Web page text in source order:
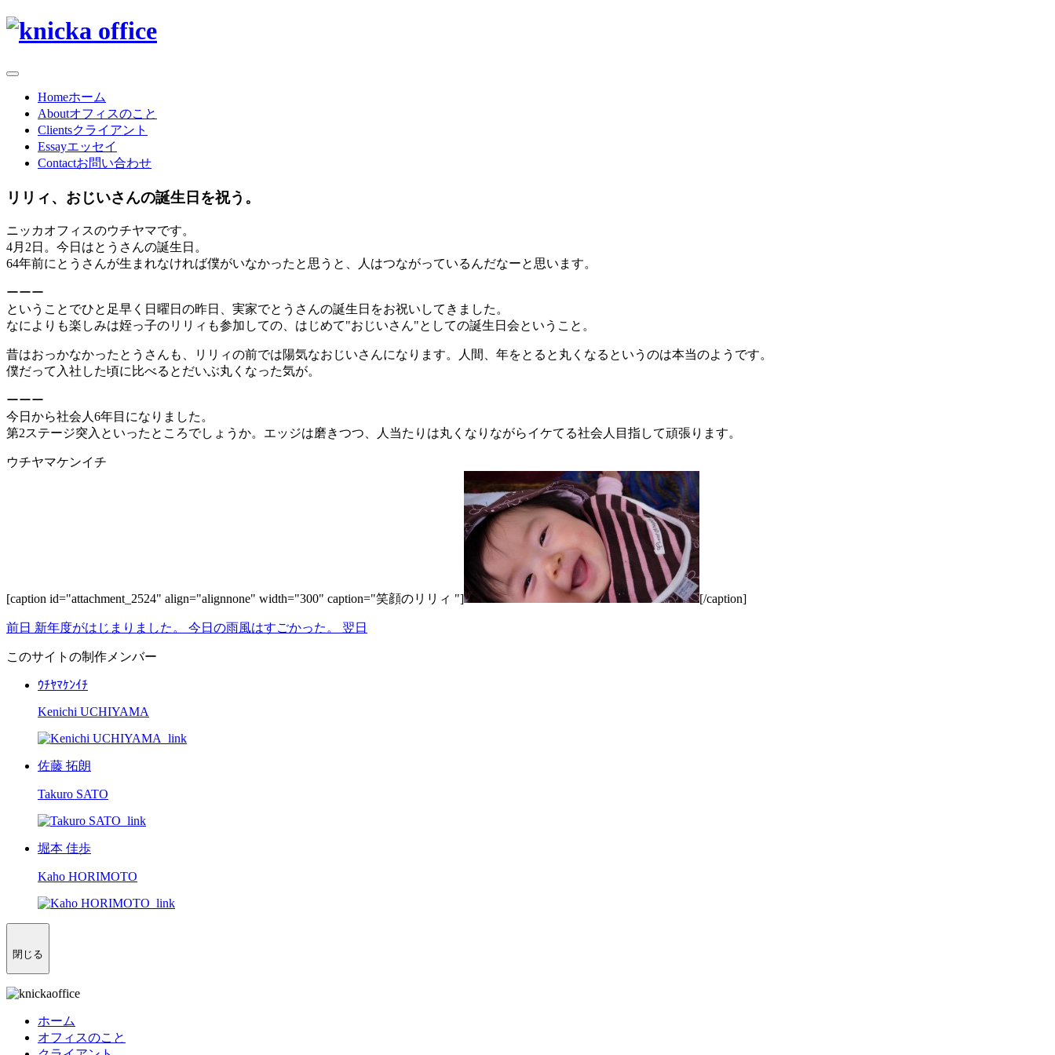
Homeホーム
Aboutオフィスのこと
Clientsクライアント
Essayエッセイ
Contactお問い合わせ
リリィ、おじいさんの誕生日を祝う。
ニッカオフィスのウチヤマです。
4月2日。今日はとうさんの誕生日。
64年前にとうさんが生まれなければ僕がいなかったと思うと、人はつながっているんだなーと思います。
ーーー
ということでひと足早く日曜日の昨日、実家でとうさんの誕生日をお祝いしてきました。
なによりも楽しみは姪っ子のリリィも参加しての、はじめて"おじいさん"としての誕生日会ということ。
昔はおっかなかったとうさんも、リリィの前では陽気なおじいさんになります。人間、年をとると丸くなるというのは本当のようです。
僕だって入社した頃に比べるとだいぶ丸くなった気が。
ーーー
今日から社会人6年目になりました。
第2ステージ突入といったところでしょうか。エッジは磨きつつ、人当たりは丸くなりながらイケてる社会人目指して頑張ります。
ウチヤマケンイチ
[caption id="attachment_2524" align="alignnone" width="300" caption="笑顔のリリィ "] [/caption]
前日 新年度がはじまりました。 今日の雨風はすごかった。 翌日
このサイトの制作メンバー
ｳﾁﾔﾏｹﾝｲﾁ
Kenichi UCHIYAMA
佐藤 拓朗
Takuro SATO
堀本 佳歩
Kaho HORIMOTO
閉じる
ホーム
オフィスのこと